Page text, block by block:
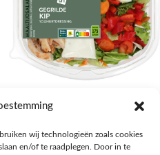
wij technologieën zoals cookies
en/of te raadplegen. Door in te
Salades,Pizza, Maaltijden
€3,39